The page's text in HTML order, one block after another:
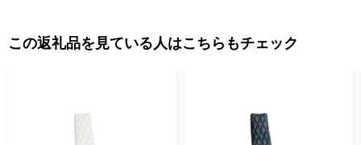
この返礼品を見ている人はこちらもチェック